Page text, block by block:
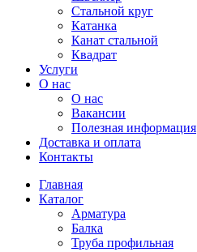
Стальной круг
Катанка
Канат стальной
Квадрат
Услуги
О нас
О нас
Вакансии
Полезная информация
Доставка и оплата
Контакты
Главная
Каталог
Арматура
Балка
Труба профильная